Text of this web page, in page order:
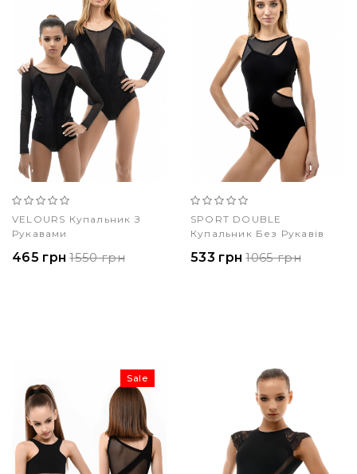
VELOURS Купальник З
Рукавами
465 грн 1550 грн
SPORT DOUBLE
Купальник Без Рукавів
533 грн 1065 грн
Sale